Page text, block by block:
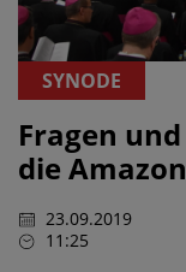
SYNODE
Fragen
die
23.09.2019
11:25